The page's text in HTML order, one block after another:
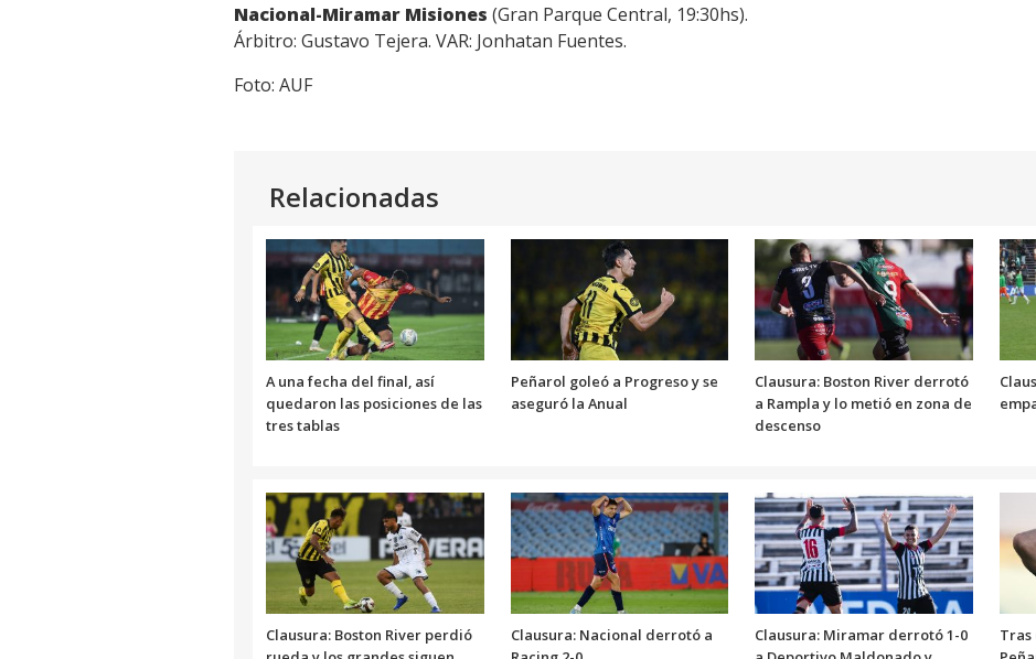
Nacional-Miramar Misiones (Gran Parque Central, 19:30hs).
Árbitro: Gustavo Tejera. VAR: Jonhatan Fuentes.
Foto: AUF
Relacionadas
A una fecha del final, así
quedaron las posiciones de las
tres tablas
Peñarol goleó a Progreso y se
aseguró la Anual
Clausura: Boston River derrotó
a Rampla y lo metió en zona de
descenso
Clausura: Boston River perdió
Clausura: Nacional derrotó a
Clausura: Miramar derrotó 1-0
Tras